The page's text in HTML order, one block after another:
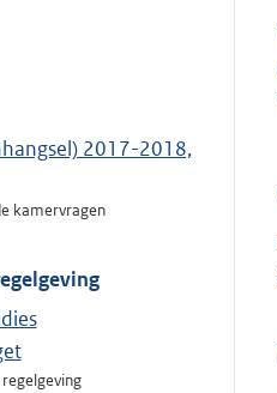
2017-2018,
kamervragen